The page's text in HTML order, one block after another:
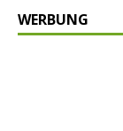
WERBUNG